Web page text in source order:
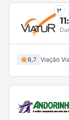
1°
8,7 Viação